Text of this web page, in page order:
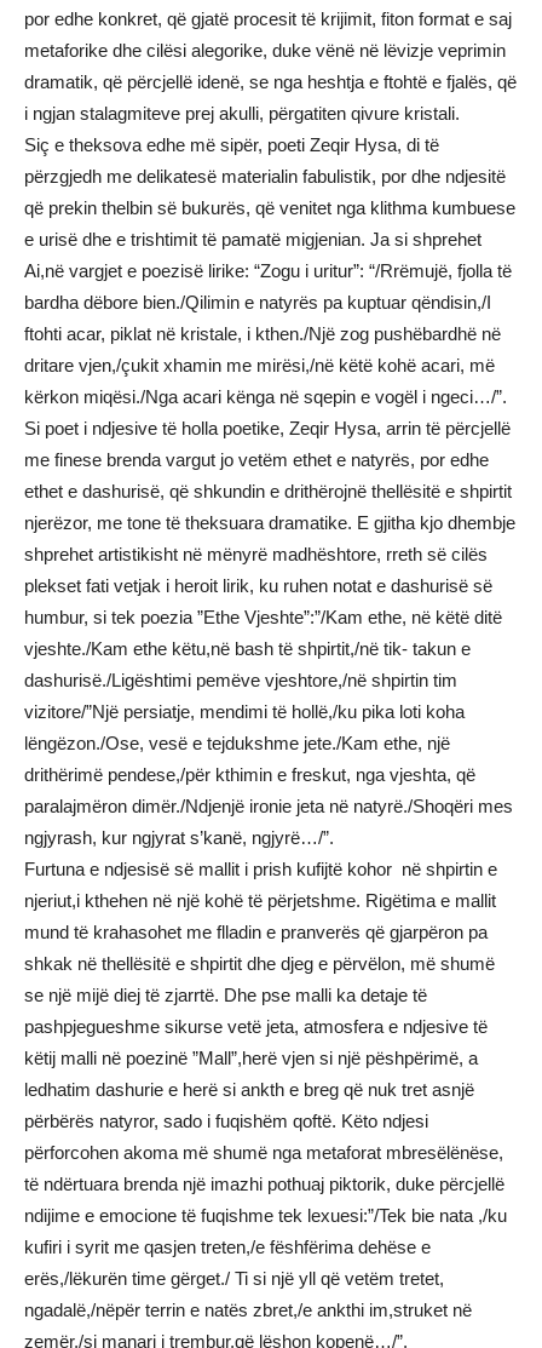
por edhe konkret, që gjatë procesit të krijimit, fiton format e saj
metaforike dhe cilësi alegorike, duke vënë në lëvizje veprimin
dramatik, që përcjellë idenë, se nga heshtja e ftohtë e fjalës, që
i ngjan stalagmiteve prej akulli, përgatiten qivure kristali.
Siç e theksova edhe më sipër, poeti Zeqir Hysa, di të
përzgjedh me delikatesë materialin fabulistik, por dhe ndjesitë
që prekin thelbin së bukurës, që venitet nga klithma kumbuese
e urisë dhe e trishtimit të pamatë migjenian. Ja si shprehet
Ai,në vargjet e poezisë lirike: “Zogu i uritur”: “/Rrëmujë, fjolla të
bardha dëbore bien./Qilimin e natyrës pa kuptuar qëndisin,/I
ftohti acar, piklat në kristale, i kthen./Një zog pushëbardhë në
dritare vjen,/çukit xhamin me mirësi,/në këtë kohë acari, më
kërkon miqësi./Nga acari kënga në sqepin e vogël i ngeci…/”.
Si poet i ndjesive të holla poetike, Zeqir Hysa, arrin të përcjellë
me finese brenda vargut jo vetëm ethet e natyrës, por edhe
ethet e dashurisë, që shkundin e drithërojnë thellësitë e shpirtit
njerëzor, me tone të theksuara dramatike. E gjitha kjo dhembje
shprehet artistikisht në mënyrë madhështore, rreth së cilës
plekset fati vetjak i heroit lirik, ku ruhen notat e dashurisë së
humbur, si tek poezia ”Ethe Vjeshte”:”/Kam ethe, në këtë ditë
vjeshte./Kam ethe këtu,në bash të shpirtit,/në tik- takun e
dashurisë./Ligështimi pemëve vjeshtore,/në shpirtin tim
vizitore/”Një persiatje, mendimi të hollë,/ku pika loti koha
lëngëzon./Ose, vesë e tejdukshme jete./Kam ethe, një
drithërimë pendese,/për kthimin e freskut, nga vjeshta, që
paralajmëron dimër./Ndjenjë ironie jeta në natyrë./Shoqëri mes
ngjyrash, kur ngjyrat s’kanë, ngjyrë…/”.
Furtuna e ndjesisë së mallit i prish kufijtë kohor në shpirtin e
njeriut,i kthehen në një kohë të përjetshme. Rigëtima e mallit
mund të krahasohet me flladin e pranverës që gjarpëron pa
shkak në thellësitë e shpirtit dhe djeg e përvëlon, më shumë
se një mijë diej të zjarrtë. Dhe pse malli ka detaje të
pashpjegueshme sikurse vetë jeta, atmosfera e ndjesive të
këtij malli në poezinë ”Mall”,herë vjen si një pëshpërimë, a
ledhatim dashurie e herë si ankth e breg që nuk tret asnjë
përbërës natyror, sado i fuqishëm qoftë. Këto ndjesi
përforcohen akoma më shumë nga metaforat mbresëlënëse,
të ndërtuara brenda një imazhi pothuaj piktorik, duke përcjellë
ndijime e emocione të fuqishme tek lexuesi:”/Tek bie nata ,/ku
kufiri i syrit me qasjen treten,/e fëshfërima dehëse e
erës,/lëkurën time gërget./ Ti si një yll që vetëm tretet,
ngadalë,/nëpër terrin e natës zbret,/e ankthi im,struket në
zemër,/si manari i trembur,që lëshon kopenë…/”.